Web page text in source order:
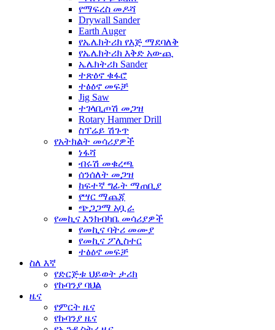
የማፍረስ መዶሻ
Drywall Sander
Earth Auger
የኤሌክትሪክ የእጅ ማደባለቅ
የኤሌክትሪክ እቅድ አውጪ
ኤሌክትሪክ Sander
ተጽዕኖ ቁፋሮ
ተፅዕኖ መፍቻ
Jig Saw
ተገላቢጦሽ መጋዝ
Rotary Hammer Drill
ስፕሬይ ሽጉጥ
የአትክልት መሳሪያዎች
ነፋሻ
ብሩሽ መቁረጫ
ሰንሰለት መጋዝ
ከፍተኛ ግፊት ማጠቢያ
የሣር ማጨጃ
ጭጋጋማ አቧራ
የመኪና እንክብካቤ መሳሪያዎች
የመኪና ባትሪ መሙያ
የመኪና ፖሊስተር
ተፅዕኖ መፍቻ
ስለ እኛ
የድርጅቱ ህይወት ታሪክ
የኩባንያ ባህል
ዜና
የምርት ዜና
የኩባንያ ዜና